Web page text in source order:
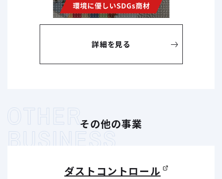
詳細を見る
その他の事業
ダストコントロール